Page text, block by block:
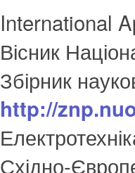
International
Вісник
Збірник
http://
Східно-